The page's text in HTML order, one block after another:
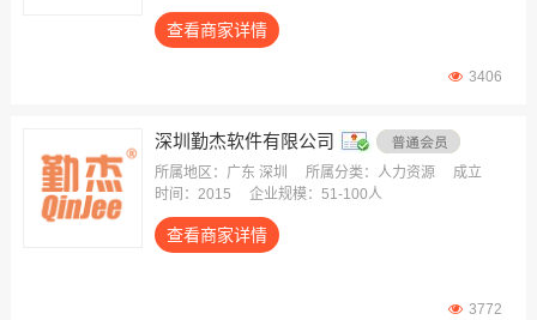
查看商家详情
3406
深圳勤杰软件有限公司
所属地区：广东 深圳 所属分类：人力资源
成立
时间：2015
企业规模：51-100人
查看商家详情
3772